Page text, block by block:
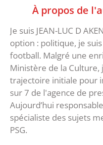
À propos de
Je suis JEAN-LUC D
option : politique, je
football. Malgré une
Ministère de la Culture,
trajectoire initiale pour
sur 7 de l'agence de
Aujourd’hui
spécialiste des sujets
PSG.